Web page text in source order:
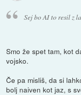
Sej bo AI to resil z
Smo že spet tam, kot
vojsko.
Če pa misliš, da si
bolj naiven kot jaz, s